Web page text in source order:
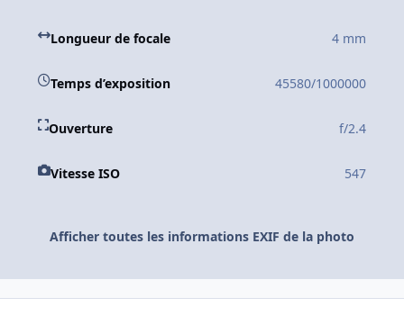
Longueur de focale 4 mm
Temps d’exposition 45580/1000000
Ouverture f/2.4
Vitesse ISO 547
Afficher toutes les informations EXIF de la photo